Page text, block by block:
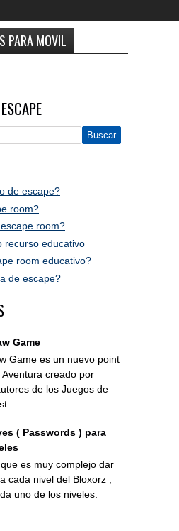
PARA MOVIL
de escape?
room?
room?
recurso educativo
room educativo?
de escape?
Game
Game es un nuevo point
creado por
de los Juegos de
( Passwords ) para
es muy complejo dar
cada nivel del Bloxorz ,
uno de los niveles.